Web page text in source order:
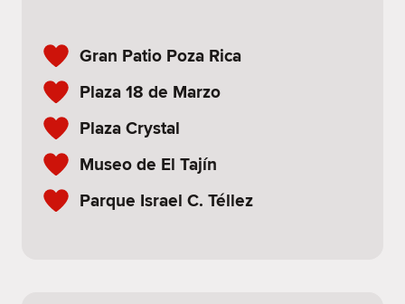
Gran Patio Poza Rica
Plaza 18 de Marzo
Plaza Crystal
Museo de El Tajín
Parque Israel C. Téllez